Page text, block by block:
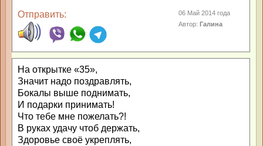
Отправить:
06 Май 2014 года
Автор:Галина
На открытке «35»,
Значит надо поздравлять,
Бокалы выше поднимать,
И подарки принимать!
Что тебе мне пожелать?!
В руках удачу чтоб держать,
Здоровье своё укреплять,